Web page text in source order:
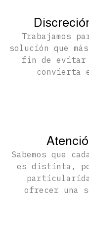
Trabajamos
solución que
fin de evitar
convierta
Sabemos que
es distinta,
ofrecer una